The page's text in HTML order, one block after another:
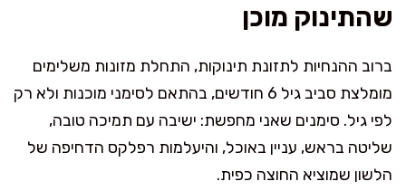
שהתינוק מוכן
ברוב ההנחיות לתזונת תינוקות, התחלת מזונות משלימים
מומלצת סביב גיל 6 חודשים, בהתאם לסימני מוכנות ולא רק
לפי גיל. סימנים שאני מחפשת: ישיבה עם תמיכה טובה,
שליטה בראש, עניין באוכל, והיעלמות רפלקס הדחיפה של
הלשון שמוציא החוצה כפית.